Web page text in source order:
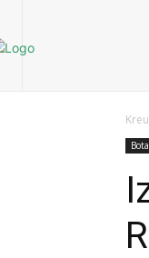
Kreu
Bota